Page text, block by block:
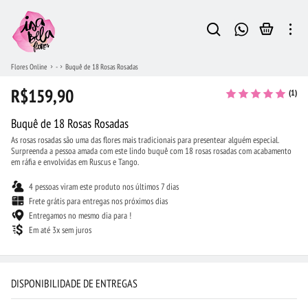
Flores Online - Buquê de 18 Rosas Rosadas
R$159,90 (1)
Buquê de 18 Rosas Rosadas
As rosas rosadas são uma das flores mais tradicionais para presentear alguém especial.
Surpreenda a pessoa amada com este lindo buquê com 18 rosas rosadas com acabamento
em ráfia e envolvidas em Ruscus e Tango.
4 pessoas viram este produto nos últimos 7 dias
Frete grátis para entregas nos próximos dias
Entregamos no mesmo dia para !
Em até 3x sem juros
DISPONIBILIDADE DE ENTREGAS